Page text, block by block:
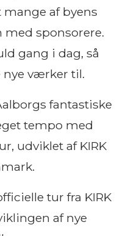
af byens
sponsorere.
gang i dag, så
værker til.
fantastiske
tempo med
udviklet af KIRK
tur fra KIRK
af nye